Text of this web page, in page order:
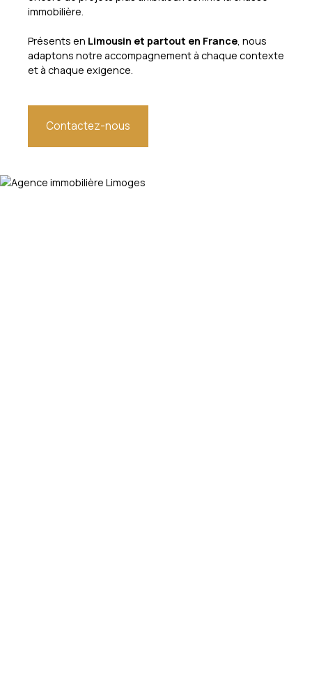
immobilière.
Présents en Limousin et partout en France, nous
adaptons notre accompagnement à chaque contexte
et à chaque exigence.
Contactez-nous